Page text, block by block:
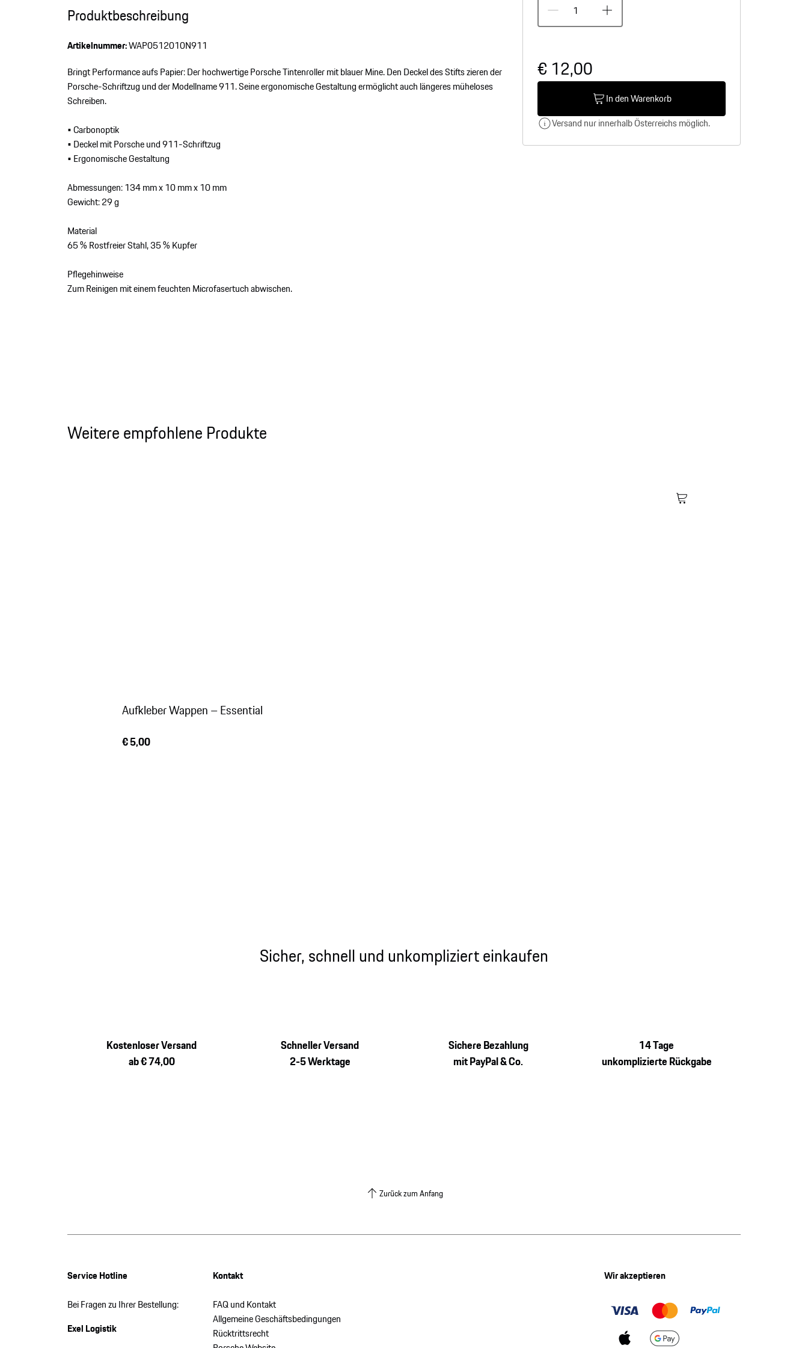
Produktbeschreibung
Artikelnummer:WAP0512010N911
Bringt Performance aufs Papier: Der hochwertige Porsche Tintenroller mit blauer Mine. Den Deckel des Stifts zieren der
Porsche-Schriftzug und der Modellname 911. Seine ergonomische Gestaltung ermöglicht auch längeres müheloses
Schreiben.
• Carbonoptik
• Deckel mit Porsche und 911-Schriftzug
• Ergonomische Gestaltung
Abmessungen: 134 mm x 10 mm x 10 mm
Gewicht: 29 g
Material
65 % Rostfreier Stahl, 35 % Kupfer
Pflegehinweise
Zum Reinigen mit einem feuchten Microfasertuch abwischen.
€ 12,00
In den Warenkorb
Versand nur innerhalb Österreichs möglich.
Weitere empfohlene Produkte
Aufkleber Wappen – Essential
€ 5,00
Sicher, schnell und unkompliziert einkaufen
Kostenloser Versand
ab € 74,00
Schneller Versand
2-5 Werktage
Sichere Bezahlung
mit PayPal & Co.
14 Tage
unkomplizierte Rückgabe
Zurück zum Anfang
Service Hotline
Bei Fragen zu Ihrer Bestellung:
Exel Logistik
Kontakt
FAQ und Kontakt
Allgemeine Geschäftsbedingungen
Rücktrittsrecht
Wir akzeptieren